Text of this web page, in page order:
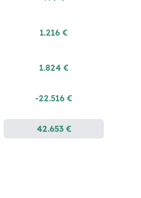
1.216 €
1.824 €
-22.516 €
42.653 €